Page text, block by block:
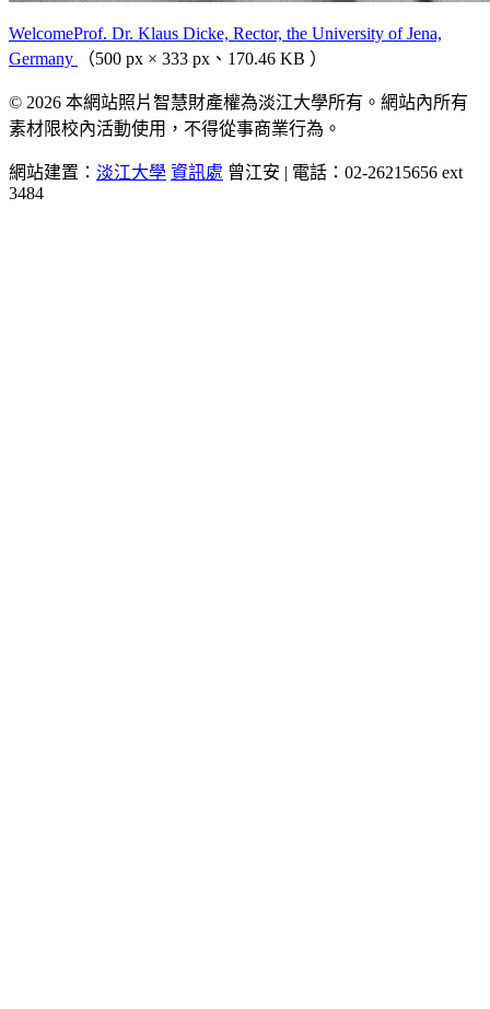
WelcomeProf. Dr. Klaus Dicke, Rector, the University of Jena,
Germany
（500 px × 333 px、170.46 KB ）
© 2026 本網站照片智慧財產權為淡江大學所有。網站內所有
素材限校內活動使用，不得從事商業行為。
網站建置： 淡江大學 資訊處 曾江安 | 電話：02-26215656 ext
3484